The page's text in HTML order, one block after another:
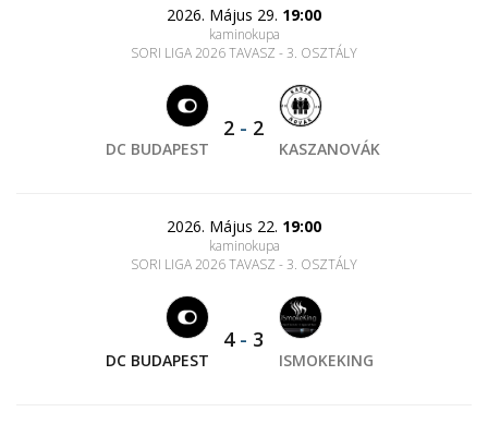
2026. Május 29. 19:00
kaminokupa
SORI LIGA 2026 TAVASZ - 3. OSZTÁLY
DC BUDAPEST
2 - 2
KASZANOVÁK
2026. Május 22. 19:00
kaminokupa
SORI LIGA 2026 TAVASZ - 3. OSZTÁLY
DC BUDAPEST
4- 3
ISMOKEKING